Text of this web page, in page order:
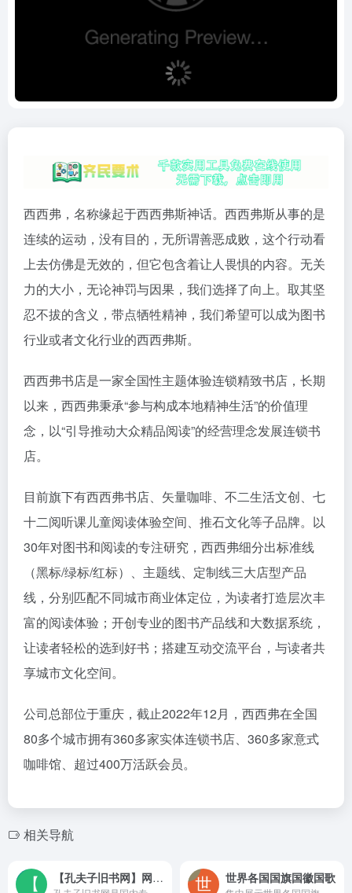
西西弗，名称缘起于西西弗斯神话。西西弗斯从事的是
连续的运动，没有目的，无所谓善恶成败，这个行动看
上去仿佛是无效的，但它包含着让人畏惧的内容。无关
力的大小，无论神罚与因果，我们选择了向上。取其坚
忍不拔的含义，带点牺牲精神，我们希望可以成为图书
行业或者文化行业的西西弗斯。
西西弗书店是一家全国性主题体验连锁精致书店，长期
以来，西西弗秉承“参与构成本地精神生活”的价值理
念，以“引导推动大众精品阅读”的经营理念发展连锁书
店。
目前旗下有西西弗书店、矢量咖啡、不二生活文创、七
十二阅听课儿童阅读体验空间、推石文化等子品牌。以
30年对图书和阅读的专注研究，西西弗细分出标准线
（黑标/绿标/红标）、主题线、定制线三大店型产品
线，分别匹配不同城市商业体定位，为读者打造层次丰
富的阅读体验；开创专业的图书产品线和大数据系统，
让读者轻松的选到好书；搭建互动交流平台，与读者共
享城市文化空间。
公司总部位于重庆，截止2022年12月，西西弗在全国
80多个城市拥有360多家实体连锁书店、360多家意式
咖啡馆、超过400万活跃会员。
相关导航
【孔夫子旧书网】网上买书：图书 世界各国国旗国徽国歌